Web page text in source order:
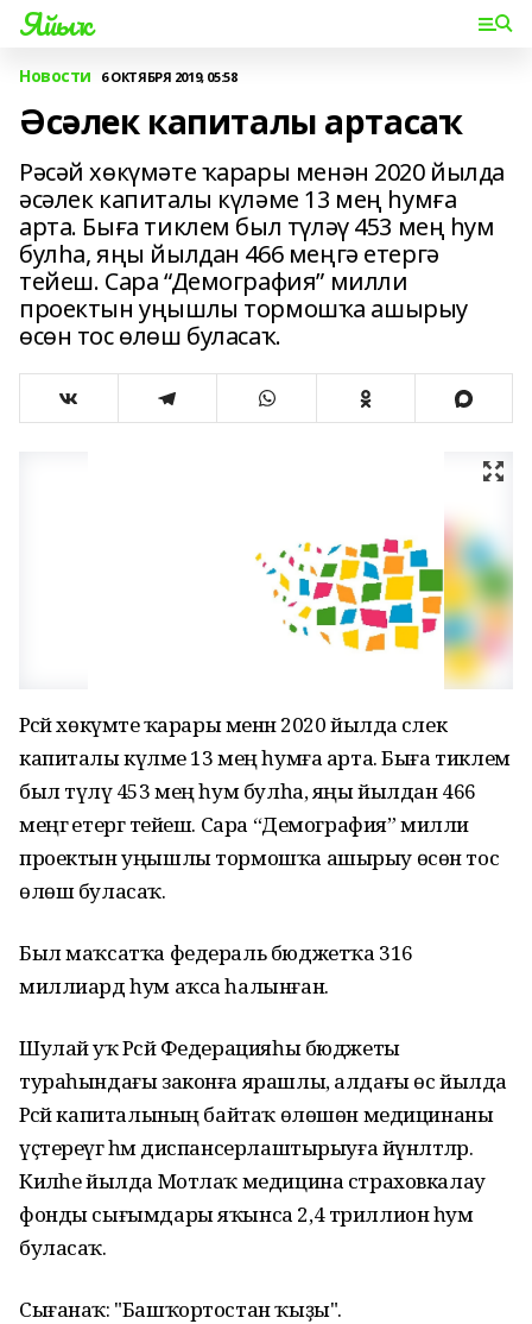
Яйыҡ
Новости 6 ОКТЯБРЯ 2019, 05:58
Әсәлек капиталы артасаҡ
Рәсәй хөкүмәте ҡарары менән 2020 йылда
әсәлек капиталы күләме 13 мең һумға
арта. Быға тиклем был түләү 453 мең һум
булһа, яңы йылдан 466 меңгә етергә
тейеш. Сара “Демография” милли
проектын уңышлы тормошҡа ашырыу
өсөн тос өлөш буласаҡ.
Рәсәй хөкүмәте ҡарары менән 2020 йылда әсәлек
капиталы күләме 13 мең һумға арта. Быға тиклем
был түләү 453 мең һум булһа, яңы йылдан 466
меңгә етергә тейеш. Сара “Демография” милли
проектын уңышлы тормошҡа ашырыу өсөн тос
өлөш буласаҡ.
Был маҡсатҡа федераль бюджетҡа 316
миллиард һум аҡса һалынған.
Шулай уҡ Рәсәй Федерацияһы бюджеты
тураһындағы законға ярашлы, алдағы өс йылда
Рәсәй капиталының байтаҡ өлөшөн медицинаны
үҫтереүгә һәм диспансерлаштырыуға йүнәлтәләр.
Киләһе йылда Мотлаҡ медицина страховкалау
фонды сығымдары яҡынса 2,4 триллион һум
буласаҡ.
Сығанаҡ: "Башҡортостан ҡыҙы".